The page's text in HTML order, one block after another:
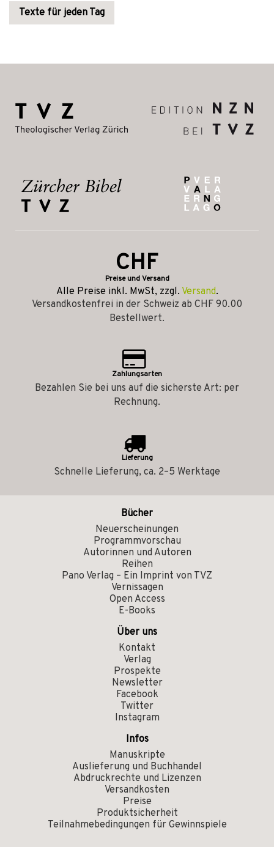
Texte für jeden Tag
CHF
Preise und Versand
Alle Preise inkl. MwSt, zzgl. Versand.
Versandkostenfrei in der Schweiz ab CHF 90.00
Bestellwert.
Zahlungsarten
Bezahlen Sie bei uns auf die sicherste Art: per
Rechnung.
Lieferung
Schnelle Lieferung, ca. 2–5 Werktage
Bücher
Neuerscheinungen
Programmvorschau
Autorinnen und Autoren
Reihen
Pano Verlag – Ein Imprint von TVZ
Vernissagen
Open Access
E-Books
Über uns
Kontakt
Verlag
Prospekte
Newsletter
Facebook
Twitter
Instagram
Infos
Manuskripte
Auslieferung und Buchhandel
Abdruckrechte und Lizenzen
Versandkosten
Preise
Produktsicherheit
Teilnahmebedingungen für Gewinnspiele